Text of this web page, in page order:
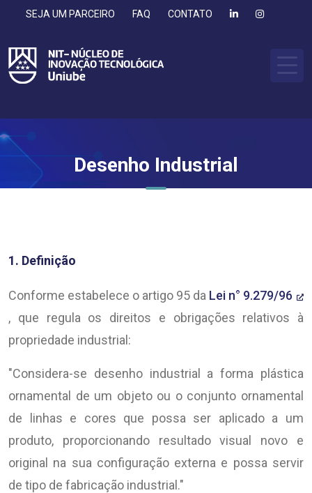
SEJA UM PARCEIRO FAQ CONTATO
Desenho Industrial
1. Definição
Conforme estabelece o artigo 95 da Lei n° 9.279/96
, que regula os direitos e obrigações relativos à
propriedade industrial:
"Considera-se desenho industrial a forma plástica
ornamental de um objeto ou o conjunto ornamental
de linhas e cores que possa ser aplicado a um
produto, proporcionando resultado visual novo e
original na sua configuração externa e possa servir
de tipo de fabricação industrial."